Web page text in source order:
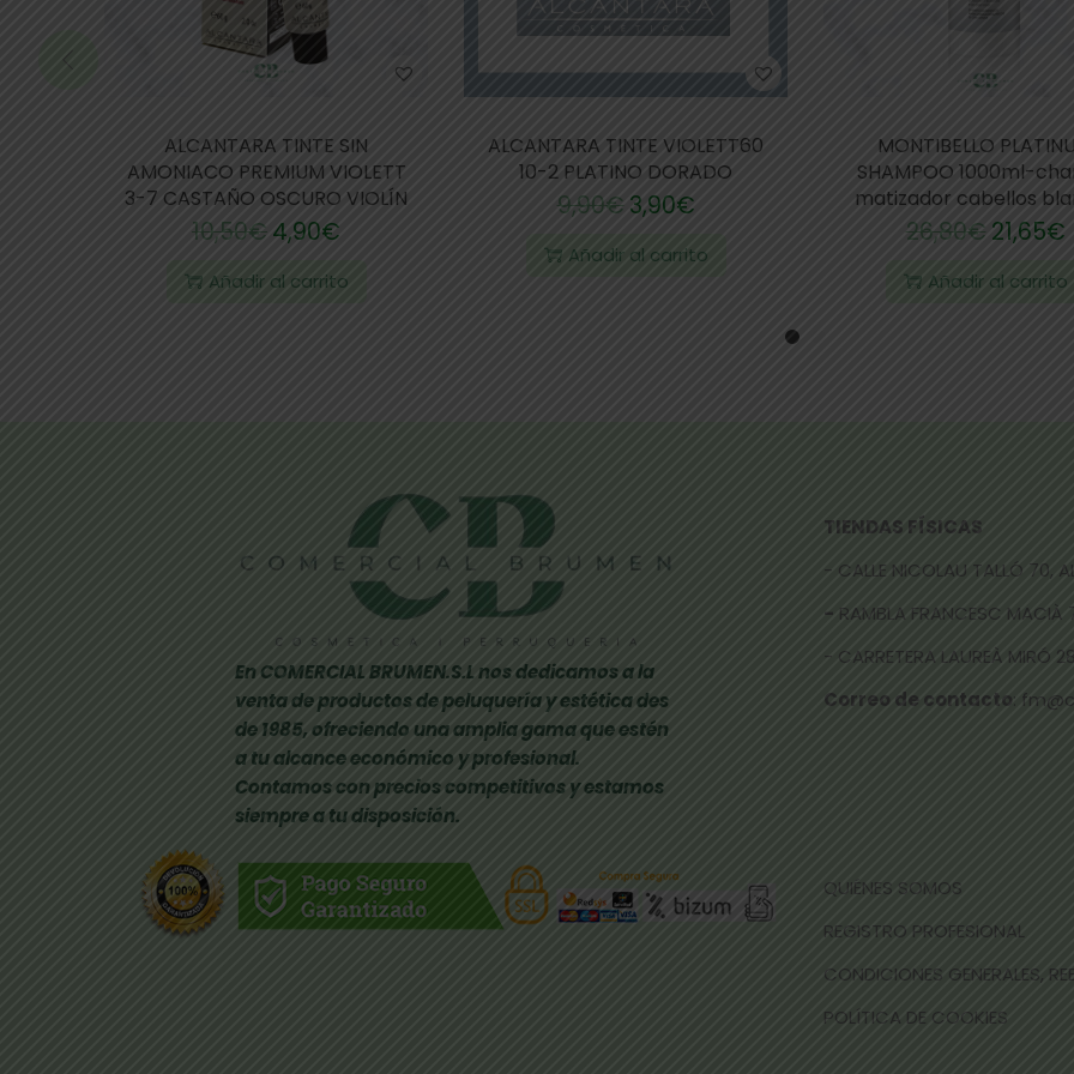
ALCANTARA TINTE SIN
AMONIACO PREMIUM VIOLETT
3-7 CASTAÑO OSCURO VIOLÍN
10,50€4,90€
Añadir al carrito
ALCANTARA TINTE VIOLETT60
10-2 PLATINO DORADO
9,90€ 3,90€
Añadir al carrito
MONTIBELLO
SHAMPOO 1000ml-
matizador cabellos
26,80€ 21,65€
Añadir al carrito
En COMERCIAL BRUMEN.S.L nos dedicamos a la
venta de productos de peluquería y estética des
de 1985, ofreciendo una amplia gama que estén
a tu alcance económico y profesional.
Contamos con precios competitivos y estamos
siempre a tu disposición.
TIENDAS FÍSICAS
- CALLE NICOLAU TALLÓ 70,
- RAMBLA FRANCESC MACIÀ
- CARRETERA LAUREÀ MIRÓ
Correo de contacto:
QUIÉNES SOMOS
REGISTRO PROFESIONAL
CONDICIONES GENERALES,
POLÍTICA DE COOKIES